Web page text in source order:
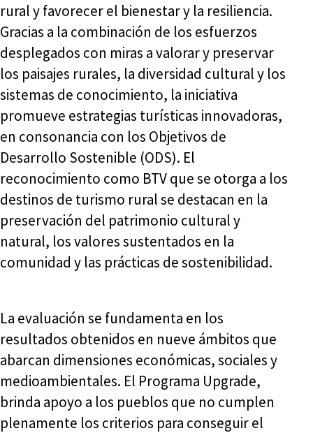
rural y favorecer el bienestar y la resiliencia.
Gracias a la combinación de los esfuerzos
desplegados con miras a valorar y preservar
los paisajes rurales, la diversidad cultural y los
sistemas de conocimiento, la iniciativa
promueve estrategias turísticas innovadoras,
en consonancia con los Objetivos de
Desarrollo Sostenible (ODS). El
reconocimiento como BTV que se otorga a los
destinos de turismo rural se destacan en la
preservación del patrimonio cultural y
natural, los valores sustentados en la
comunidad y las prácticas de sostenibilidad.
La evaluación se fundamenta en los
resultados obtenidos en nueve ámbitos que
abarcan dimensiones económicas, sociales y
medioambientales. El Programa Upgrade,
brinda apoyo a los pueblos que no cumplen
plenamente los criterios para conseguir el